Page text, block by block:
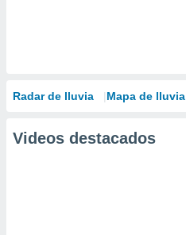
Radar de lluvia Mapa de lluvia
Videos destacados